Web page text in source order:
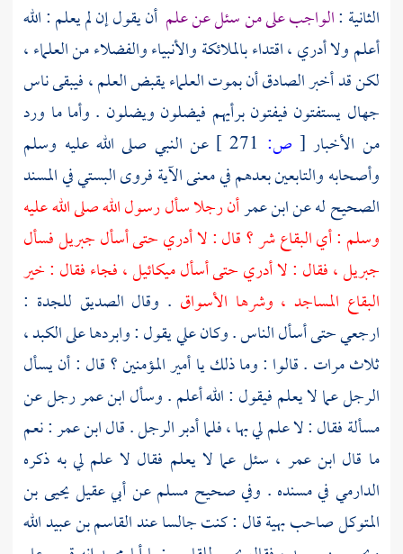
الثانية :الواجب على من سئل عن علم أن يقول إن لم يعلم : الله
أعلم ولا أدري ، اقتداء بالملائكة والأنبياء والفضلاء من العلماء ،
لكن قد أخبر الصادق أن بموت العلماء يقبض العلم ، فيبقى ناس
جهال يستفتون فيفتون برأيهم فيضلون ويضلون . وأما ما ورد
من الأخبار [ ص:
عن النبي صلى الله عليه وسلم
وأصحابه والتابعين بعدهم في معنى الآية فروىالبستيفي المسند
الصحيح له عنابن عمرأن رجلا سأل رسول الله صلى الله عليه
وسلم : أي البقاع شر ؟ قال : لا أدري حتى أسألجبريلفسأل
جبريل، فقال : لا أدري حتى أسألميكائيل، فجاء فقال : خير
البقاع المساجد ، وشرها الأسواق . وقال الصديق للجدة :
ارجعي حتى أسأل الناس . وكانعلييقول : وابردها على الكبد ،
ثلاث مرات . قالوا : وما ذلك يا أمير المؤمنين ؟ قال : أن يسأل
الرجل عما لا يعلم فيقول : الله أعلم . وسألابن عمررجل عن
مسألة فقال : لا علم لي بها ، فلما أدبر الرجل . قال ابن عمر : نعم
ما قال ابن عمر ، سئل عما لا يعلم فقال لا علم لي به ذكره
الدارمي في مسنده . وفي صحيح مسلمعنأبي عقيليحيى بن
المتوكلصاحببهيةقال : كنت جالسا عندالقاسم بن عبيد الله